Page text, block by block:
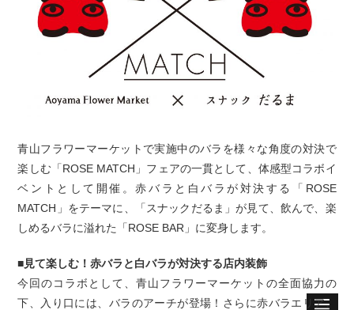
青山フラワーマーケットで実施中のバラを様々な角度の対決で
楽しむ「ROSE MATCH」フェアの一貫として、体感型コラボイ
ベントとして開催。赤バラと白バラが対決する「ROSE
MATCH」をテーマに、「スナックだるま」が見て、飲んで、楽
しめるバラに溢れた「ROSE BAR」に変身します。
■見て楽しむ！赤バラと白バラが対決する店内装飾
今回のコラボとして、青山フラワーマーケットの全面協力の
下、入り口には、バラのアーチが登場！さらに赤バラエリア、